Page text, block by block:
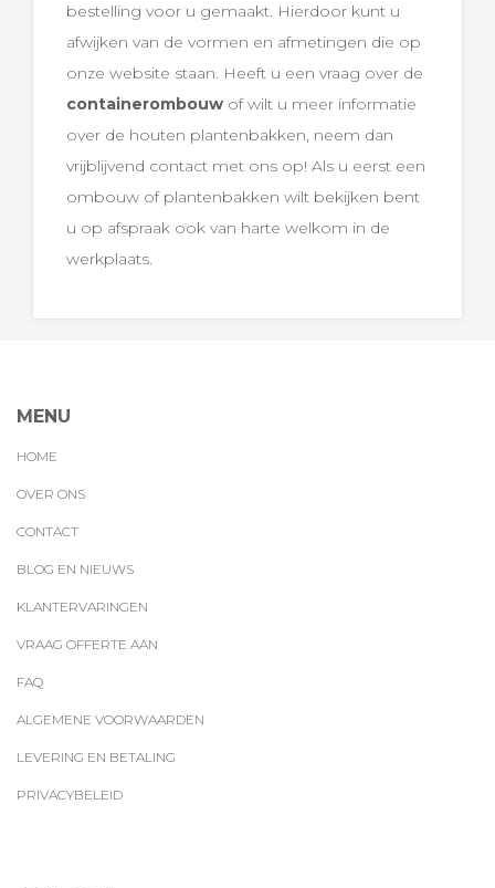
bestelling voor u gemaakt. Hierdoor kunt u
afwijken van de vormen en afmetingen die op
onze website staan. Heeft u een vraag over de
containerombouw of wilt u meer informatie
over de houten plantenbakken, neem dan
vrijblijvend contact met ons op! Als u eerst een
ombouw of plantenbakken wilt bekijken bent
u op afspraak ook van harte welkom in de
werkplaats.
MENU
HOME
OVER ONS
CONTACT
BLOG EN NIEUWS
KLANTERVARINGEN
VRAAG OFFERTE AAN
FAQ
ALGEMENE VOORWAARDEN
LEVERING EN BETALING
PRIVACYBELEID